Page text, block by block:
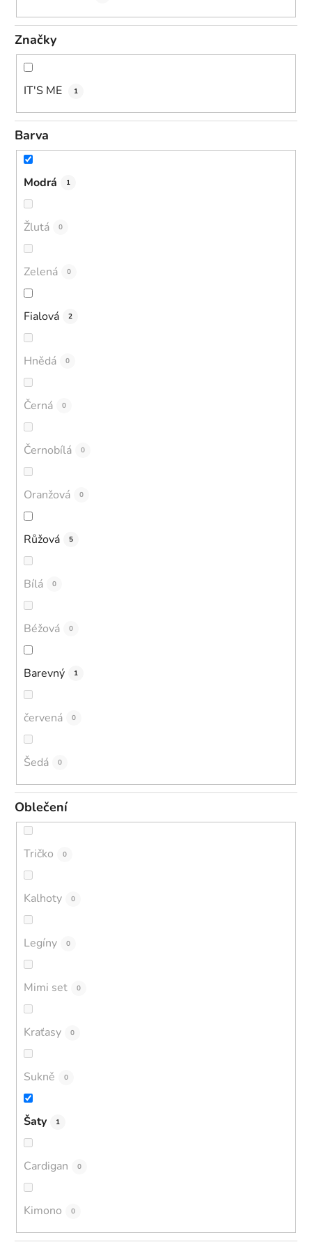
Značky
IT'S ME 1
Barva
Modrá 1
Žlutá 0
Zelená 0
Fialová 2
Hnědá 0
Černá 0
Černobílá 0
Oranžová 0
Růžová 5
Bílá 0
Béžová 0
Barevný 1
červená 0
Šedá 0
Oblečení
Tričko 0
Kalhoty 0
Legíny 0
Mimi set 0
Kraťasy 0
Sukně 0
Šaty 1
Cardigan 0
Kimono 0